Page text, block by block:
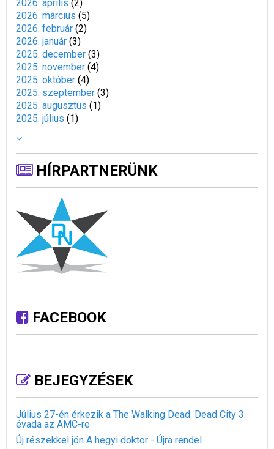
2026. április (2)
2026. március (5)
2026. február (2)
2026. január (3)
2025. december (3)
2025. november (4)
2025. október (4)
2025. szeptember (3)
2025. augusztus (1)
2025. július (1)
HÍRPARTNERÜNK
FACEBOOK
BEJEGYZÉSEK
Július 27-én érkezik a The Walking Dead: Dead City 3.
évada az AMC-re
Új részekkel jön A hegyi doktor - Újra rendel